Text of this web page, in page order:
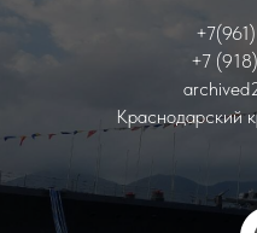
+7
Краснодарский